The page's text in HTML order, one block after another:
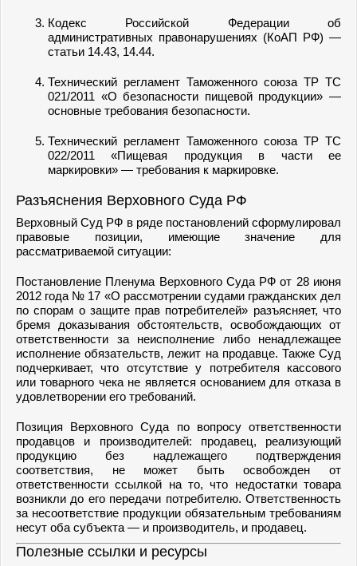
Кодекс Российской Федерации об
административных правонарушениях (КоАП РФ) —
статьи 14.43, 14.44.
Технический регламент Таможенного союза ТР ТС
021/2011 «О безопасности пищевой продукции» —
основные требования безопасности.
Технический регламент Таможенного союза ТР ТС
022/2011 «Пищевая продукция в части ее
маркировки» — требования к маркировке.
Разъяснения Верховного Суда РФ
Верховный Суд РФ в ряде постановлений сформулировал
правовые позиции, имеющие значение для
рассматриваемой ситуации:
Постановление Пленума Верховного Суда РФ от 28 июня
2012 года № 17 «О рассмотрении судами гражданских дел
по спорам о защите прав потребителей» разъясняет, что
бремя доказывания обстоятельств, освобождающих от
ответственности за неисполнение либо ненадлежащее
исполнение обязательств, лежит на продавце. Также Суд
подчеркивает, что отсутствие у потребителя кассового
или товарного чека не является основанием для отказа в
удовлетворении его требований.
Позиция Верховного Суда по вопросу ответственности
продавцов и производителей: продавец, реализующий
продукцию без надлежащего подтверждения
соответствия, не может быть освобожден от
ответственности ссылкой на то, что недостатки товара
возникли до его передачи потребителю. Ответственность
за несоответствие продукции обязательным требованиям
несут оба субъекта — и производитель, и продавец.
Полезные ссылки и ресурсы